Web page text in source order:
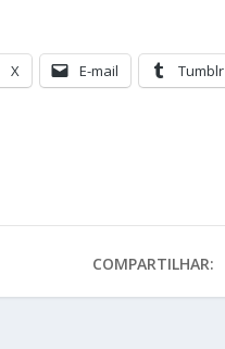
X E-mail Tumblr
COMPARTILHAR: